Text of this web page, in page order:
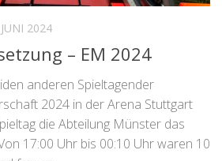
2024
– EM 2024
anderen Spieltagender
2024 in der Arena Stuttgart
die Abteilung Münster das
17:00 Uhr bis 00:10 Uhr waren 10